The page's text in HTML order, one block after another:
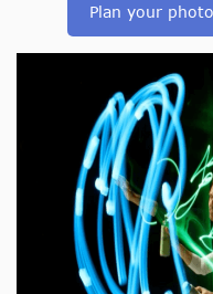
Plan your